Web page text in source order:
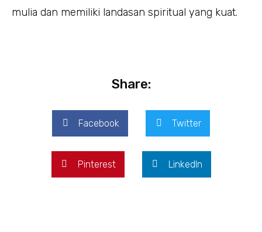
mulia dan memiliki landasan spiritual yang kuat.
Share:
Facebook Twitter
Pinterest LinkedIn